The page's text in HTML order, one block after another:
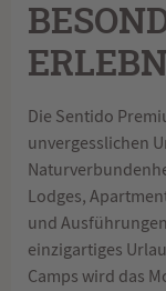
Die Sentido
unvergesslichen
Lodges,
und
einzigartiges
Camps wird das